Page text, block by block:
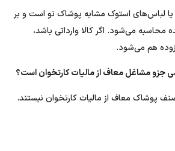
لباس‌های استوک مشابه پوشاک نو است و بر
می‌شود. اگر کالا وارداتی باشد،
هم می‌شود.
مشاغل معاف از مالیات کارتخوان است؟
پوشاک معاف از مالیات کارتخوان نیستند.